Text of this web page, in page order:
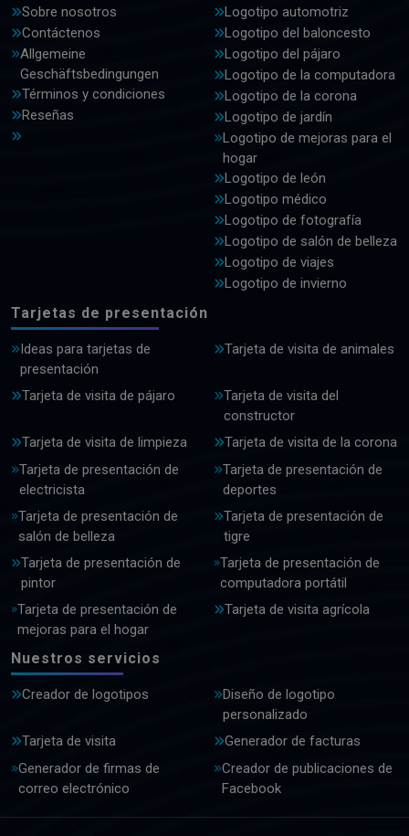
Sobre nosotros
Contáctenos
Allgemeine
Geschäftsbedingungen
Términos y condiciones
Reseñas
Logotipo automotriz
Logotipo del baloncesto
Logotipo del pájaro
Logotipo de la computadora
Logotipo de la corona
Logotipo de jardín
Logotipo de mejoras para el
hogar
Logotipo de león
Logotipo médico
Logotipo de fotografía
Logotipo de salón de belleza
Logotipo de viajes
Logotipo de invierno
Tarjetas de presentación
Ideas para tarjetas de
presentación
Tarjeta de visita de animales
Tarjeta de visita de pájaro
Tarjeta de visita del
constructor
Tarjeta de visita de limpieza
Tarjeta de visita de la corona
Tarjeta de presentación de
electricista
Tarjeta de presentación de
deportes
Tarjeta de presentación de
salón de belleza
Tarjeta de presentación de
tigre
Tarjeta de presentación de
pintor
Tarjeta de presentación de
computadora portátil
Tarjeta de presentación de
mejoras para el hogar
Tarjeta de visita agrícola
Nuestros servicios
Creador de logotipos
Diseño de logotipo
personalizado
Tarjeta de visita
Generador de facturas
Generador de firmas de
correo electrónico
Creador de publicaciones de
Facebook